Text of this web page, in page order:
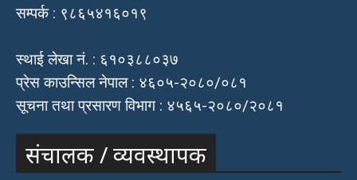
सम्पर्क : ९८६५४१६०१९
स्थाई लेखा नं. : ६१०३८८०३७
प्रेस काउन्सिल नेपाल : ४६०५-२०८०/०८१
सूचना तथा प्रसारण विभाग : ४५६५-२०८०/२०८१
संचालक / व्यवस्थापक